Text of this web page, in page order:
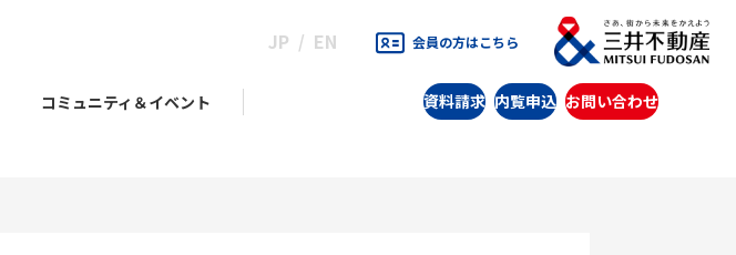
JP EN 会員の方はこちら
コミュニティ＆イベント 資料請求 内覧申込 お問い合わせ